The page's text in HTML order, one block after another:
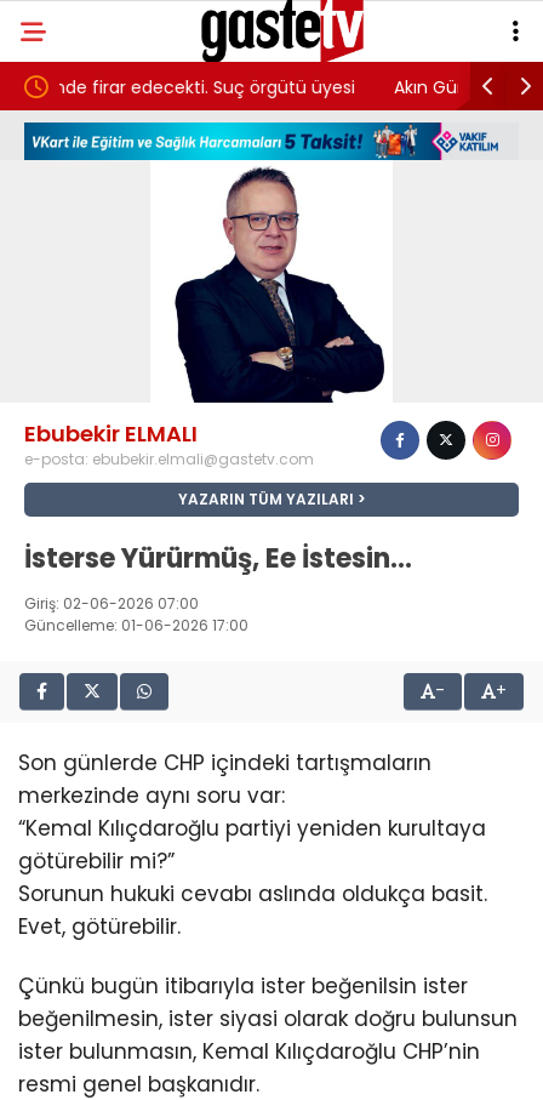
Suç örgütü üyesi Akın Gürlek duyurdu: Orman
tutuklama
Ebubekir ELMALI
e-posta: ebubekir.elmali@gastetv.com
YAZARIN TÜM YAZILARI
İsterse Yürürmüş, Ee İstesin…
Giriş: 02-06-2026 07:00
Güncelleme: 01-06-2026 17:00
- +
Son günlerde CHP içindeki tartışmaların
merkezinde aynı soru var:
“Kemal Kılıçdaroğlu partiyi yeniden kurultaya
götürebilir mi?”
Sorunun hukuki cevabı aslında oldukça basit.
Evet, götürebilir.
Çünkü bugün itibarıyla ister beğenilsin ister
beğenilmesin, ister siyasi olarak doğru bulunsun
ister bulunmasın, Kemal Kılıçdaroğlu CHP’nin
resmi genel başkanıdır.